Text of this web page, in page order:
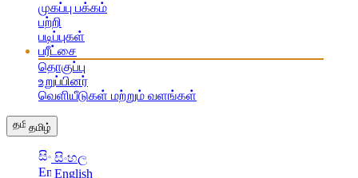
முகப்பு பக்கம்
பற்றி
படிப்புகள்
பரீட்சை
தொகுப்பு
உறுப்பினர்
வெளியீடுகள் மற்றும் வளங்கள்
தமிழ்
සිංහල
English